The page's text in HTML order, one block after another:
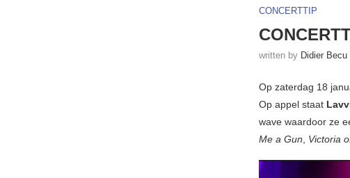
CONCERTTIP
written by Didier Becu
Op zaterdag 18
Op appel staat
wave waardoor ze
Me a Gun, Victoria